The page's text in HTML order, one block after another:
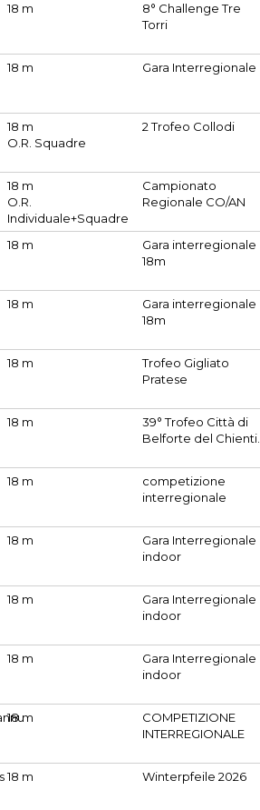
18 m
8° Challenge Tre
Torri
18 m Gara Interregionale
18 m
O.R. Squadre
2 Trofeo Collodi
18 m
O.R.
Individuale+Squadre
Campionato
Regionale CO/AN
18 m
Gara interregionale
18m
18 m
Gara interregionale
18m
18 m
Trofeo Gigliato
Pratese
18 m
39° Trofeo Città di
Belforte del Chienti.
18 m
competizione
interregionale
18 m
Gara Interregionale
indoor
18 m
Gara Interregionale
indoor
18 m
Gara Interregionale
indoor
18 m
COMPETIZIONE
INTERREGIONALE
18 m Winterpfeile 2026